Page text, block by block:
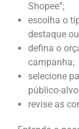
Shopee”;
escolha o
destaque
defina o
campanha;
selecione
público-
revise as